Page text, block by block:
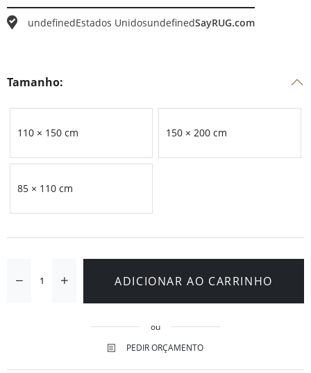
undefinedEstados UnidosundefinedSayRUG.com
Tamanho:
110 × 150 cm 150 × 200 cm
85 × 110 cm
ADICIONAR AO CARRINHO
ou
PEDIR ORÇAMENTO